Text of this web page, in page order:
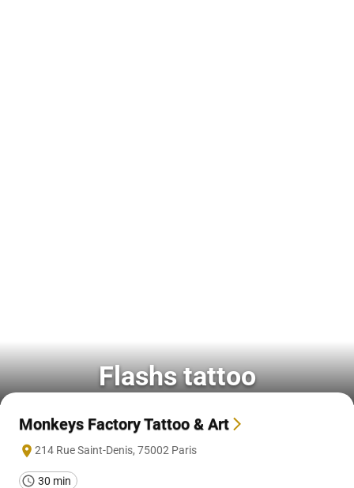
Flashs tattoo
Monkeys Factory Tattoo & Art
214 Rue Saint-Denis, 75002 Paris
30 min